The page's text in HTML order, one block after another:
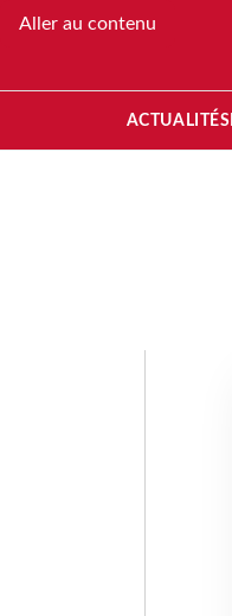
Aller au contenu
ACTUALITÉS